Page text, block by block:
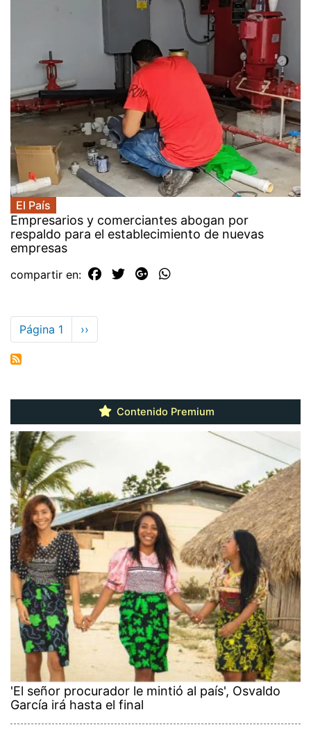
El País
Empresarios y comerciantes abogan por
respaldo para el establecimiento de nuevas
empresas
compartir en:
Paginación
Página 1
Siguiente
página
››
Contenido Premium
'El señor procurador le mintió al país', Osvaldo
García irá hasta el final